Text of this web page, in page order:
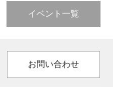
イベント一覧
お問い合わせ